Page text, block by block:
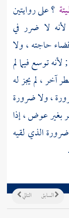
؟ على روايتين
لا ضرر في
حاجته ، ولا
توسع فيما لم
آخر ، لم يجز له
، ولا ضرورة
بغير عوض ، إذا
الذي لقيه
التالي السابق